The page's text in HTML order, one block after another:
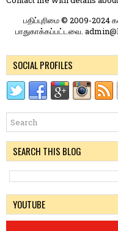
பதிப்புரிமை © 2009-
பாதுகாக்கப்பட்டவை.
SOCIAL PROFILES
SEARCH THIS BLOG
YOUTUBE